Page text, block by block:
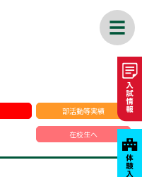
部活動等実績
在校生へ